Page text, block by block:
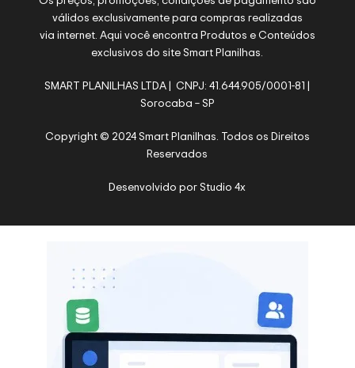
válidos exclusivamente para compras realizadas
via internet. Aqui você encontra Produtos e Conteúdos
exclusivos do site Smart Planilhas.
SMART PLANILHAS LTDA | CNPJ: 41.644.905/0001-81 |
Sorocaba – SP
Copyright © 2024 Smart Planilhas. Todos os Direitos
Reservados
Desenvolvido porStudio 4x